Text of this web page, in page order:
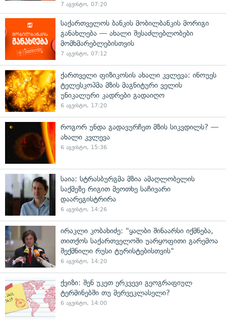
7 აგვისტო, 07:20
საქართველოს ბანკის მობილბანკის მორიგი
განახლება — ახალი შესაძლებლობები
მომხმარებლებისთვის
7 აგვისტო, 07:12
ქართველი ფიზიკოსის ახალი კვლევა: ინოუეს
ტელესკოპმა მზის მაგნიტური ველის
უნიკალური კადრები გადაიღო
6 აგვისტო, 17:20
როგორ უნდა გადავურჩეთ მზის სიკვდილს? —
ახალი კვლევა
6 აგვისტო, 15:36
საია: სტრასბურგმა მზია ამაღლობელის
საქმეზე რიგით მეოთხე საჩივარი
დაარეგისტრირა
6 აგვისტო, 14:26
ირაკლი კობახიძე: "ყალბი შინაარსი იქმნება,
თითქოს საქართველოში უარყოფითი გარემოა
შექმნილი რუსი ტურისტებისთვის"
6 აგვისტო, 14:20
ქვიზი: შენ უკეთ ერკვევი გეოგრაფიულ
ტერმინებში თუ მერვეკლასელი?
6 აგვისტო, 14:00